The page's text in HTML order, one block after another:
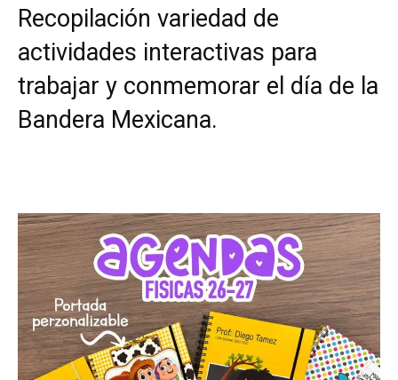
Recopilación variedad de
actividades interactivas para
trabajar y conmemorar el día de la
Bandera Mexicana.